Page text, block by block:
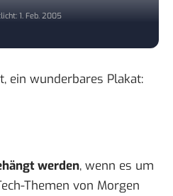
1. Feb. 2005
, ein wunderbares Plakat:
werden, wenn es um
Themen von Morgen